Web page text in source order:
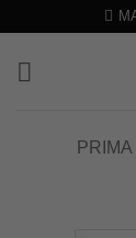
content